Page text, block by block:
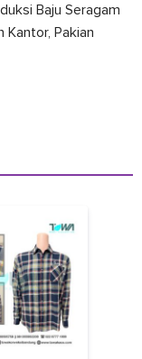
Baju Seragam
Kantor, Pakian